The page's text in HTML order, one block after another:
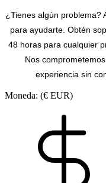
¿Tienes algún problema?
para ayudarte. Obtén
48 horas para cualquier
Nos
experiencia sin
Moneda: (€ EUR)